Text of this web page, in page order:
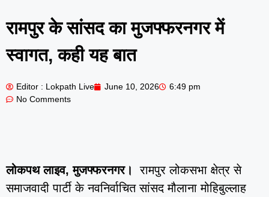
रामपुर के सांसद का मुजफ्फरनगर में
स्वागत, कही यह बात
Editor : Lokpath Live June 10, 2026
6:49 pm
No Comments
लोकपथ लाइव, मुजफ्फरनगर।
रामपुर लोकसभा क्षेत्र से
समाजवादी पार्टी के नवनिर्वाचित सांसद मौलाना मोहिबुल्लाह